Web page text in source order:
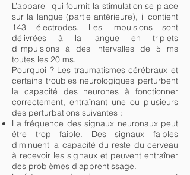
L’appareil qui fournit la stimulation se place
sur la langue (partie antérieure), il contient
143 électrodes. Les impulsions sont
délivrées à la langue en triplets
d'impulsions à des intervalles de 5 ms
toutes les 20 ms.
Pourquoi ? Les traumatismes cérébraux et
certains troubles neurologiques perturbent
la capacité des neurones à fonctionner
correctement, entraînant une ou plusieurs
des perturbations suivantes :
La fréquence des signaux neuronaux peut
être trop faible. Des signaux faibles
diminuent la capacité du reste du cerveau
à recevoir les signaux et peuvent entraîner
des problèmes d'apprentissage.